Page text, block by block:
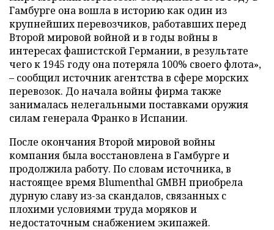
Гамбурге она вошла в историю как один из
крупнейших перевозчиков, работавших перед
Второй мировой войной и в годы войны в
интересах фашистской Германии, в результате
чего к 1945 году она потеряла 100% своего флота»,
– сообщил источник агентства в сфере морских
перевозок. До начала войны фирма также
занималась нелегальными поставками оружия
силам генерала Франко в Испании.
После окончания Второй мировой войны
компания была восстановлена в Гамбурге и
продолжила работу. По словам источника, в
настоящее время Blumenthal GMBH приобрела
дурную славу из-за скандалов, связанных с
плохими условиями труда моряков и
недостаточным снабжением экипажей.